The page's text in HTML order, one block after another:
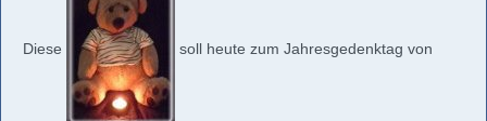
Diese soll heute zum Jahresgedenktag von